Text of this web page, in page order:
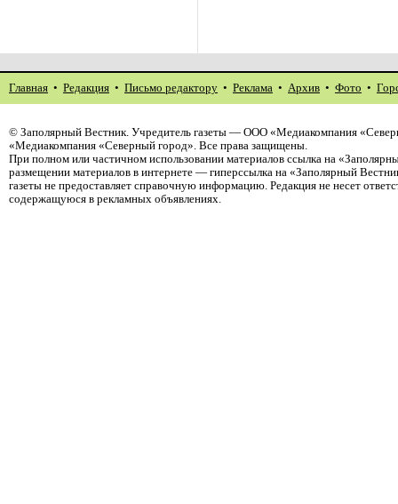
Главная • Редакция • Письмо редактору • Реклама • Архив • Фото •
© Заполярный Вестник. Учредитель газеты — ООО «Медиакомпания
«Медиакомпания «Северный город». Все права защищены.
При полном или частичном использовании материалов ссылка на
размещении материалов в интернете — гиперссылка на «Заполярный
газеты не предоставляет справочную информацию. Редакция не несет
содержащуюся в рекламных объявлениях.